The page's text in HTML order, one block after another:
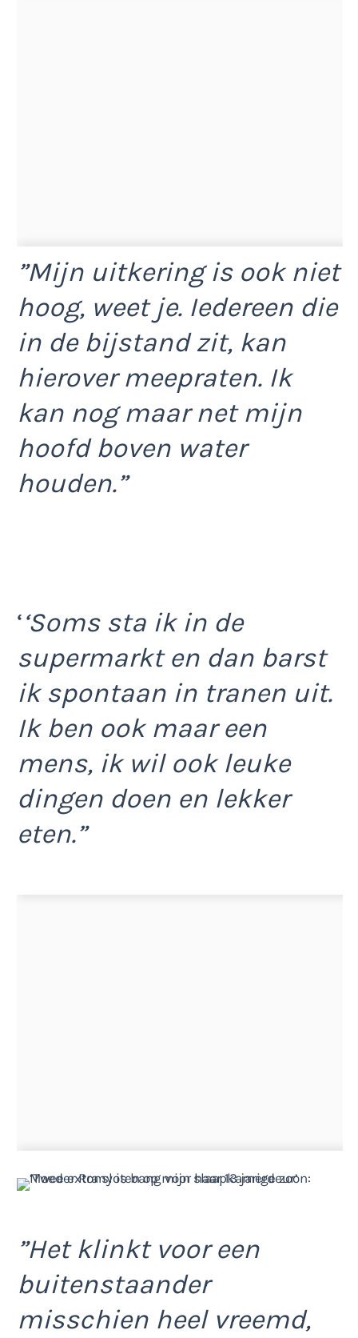
”Mijn uitkering is ook niet
hoog, weet je. Iedereen die
in de bijstand zit, kan
hierover meepraten. Ik
kan nog maar net mijn
hoofd boven water
houden.”
‘‘Soms sta ik in de
supermarkt en dan barst
ik spontaan in tranen uit.
Ik ben ook maar een
mens, ik wil ook leuke
dingen doen en lekker
eten.”
”Het klinkt voor een
buitenstaander
misschien heel vreemd,